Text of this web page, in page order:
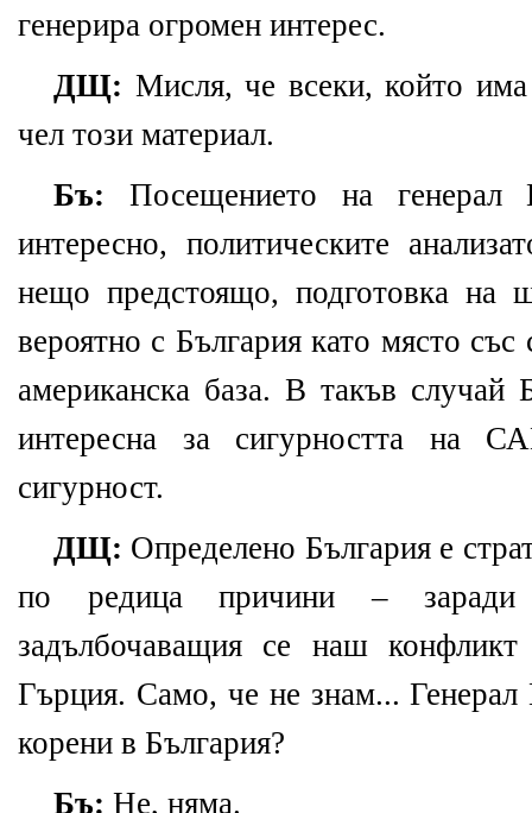
генерира огромен интерес.
ДЩ: Мисля, че всеки, който
чел този материал.
Бъ: Посещението на генерал
интересно, политическите
нещо предстоящо, подготовка на
вероятно с България като място
американска база. В такъв случай
интересна за сигурността на
сигурност.
ДЩ: Определено България е
по редица причини –
задълбочаващия се наш
Гърция. Само, че не знам...
корени в България?
Бъ: Не, няма.